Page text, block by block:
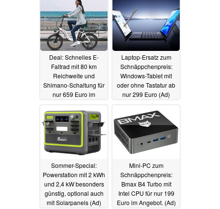
Deal: Schnelles E-
Faltrad mit 80 km
Reichweite und
Shimano-Schaltung für
nur 659 Euro im
Laptop-Ersatz zum
Schnäppchenpreis:
Windows-Tablet mit
oder ohne Tastatur ab
nur 299 Euro (Ad)
Sommer-Special:
Powerstation mit 2 kWh
und 2,4 kW besonders
günstig, optional auch
mit Solarpanels (Ad)
Mini-PC zum
Schnäppchenpreis:
Bmax B4 Turbo mit
Intel CPU für nur 199
Euro im Angebot. (Ad)